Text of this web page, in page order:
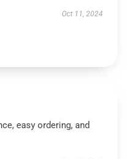
Oct 11, 2024
easy ordering, and